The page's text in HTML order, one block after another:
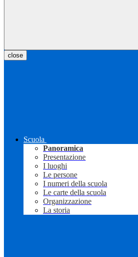
close
Scuola
Panoramica
Presentazione
I luoghi
Le persone
I numeri della scuola
Le carte della scuola
Organizzazione
La storia